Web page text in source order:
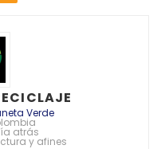
Verde
atrás
y afines